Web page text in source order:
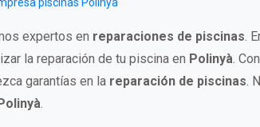
expertos en reparaciones de piscinas.
la reparación de tu piscina en Polinyà.
garantías en la reparación de piscinas.
.